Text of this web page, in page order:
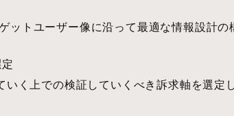
ットユーザー像に沿って最適な情報設計の
く上での検証していくべき訴求軸を選定